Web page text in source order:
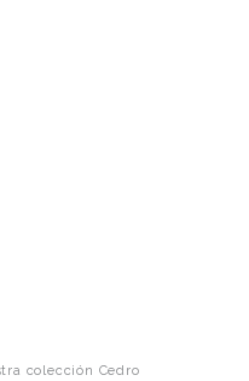
colección Cedro